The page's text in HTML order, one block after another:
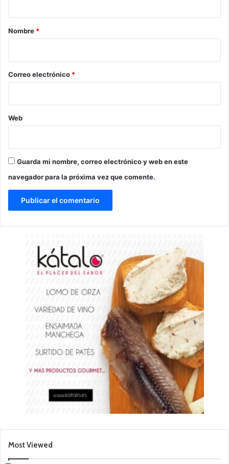
r
*
Nombre *
Correo electrónico *
Web
Guarda mi nombre, correo electrónico y web en este
navegador para la próxima vez que comente.
Most Viewed